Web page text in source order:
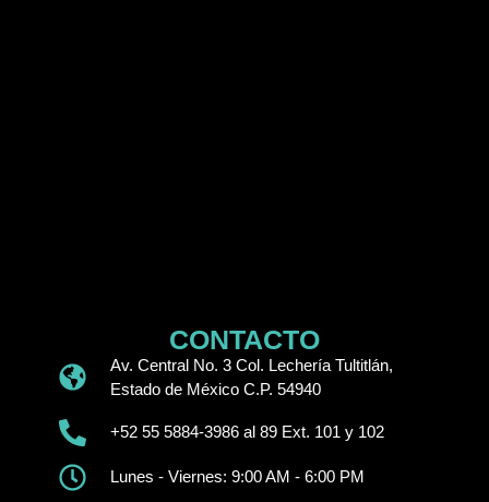
CONTACTO
Av. Central No. 3 Col. Lechería Tultitlán,
Estado de México C.P. 54940
+52 55 5884-3986 al 89 Ext. 101 y 102
Lunes - Viernes: 9:00 AM - 6:00 PM